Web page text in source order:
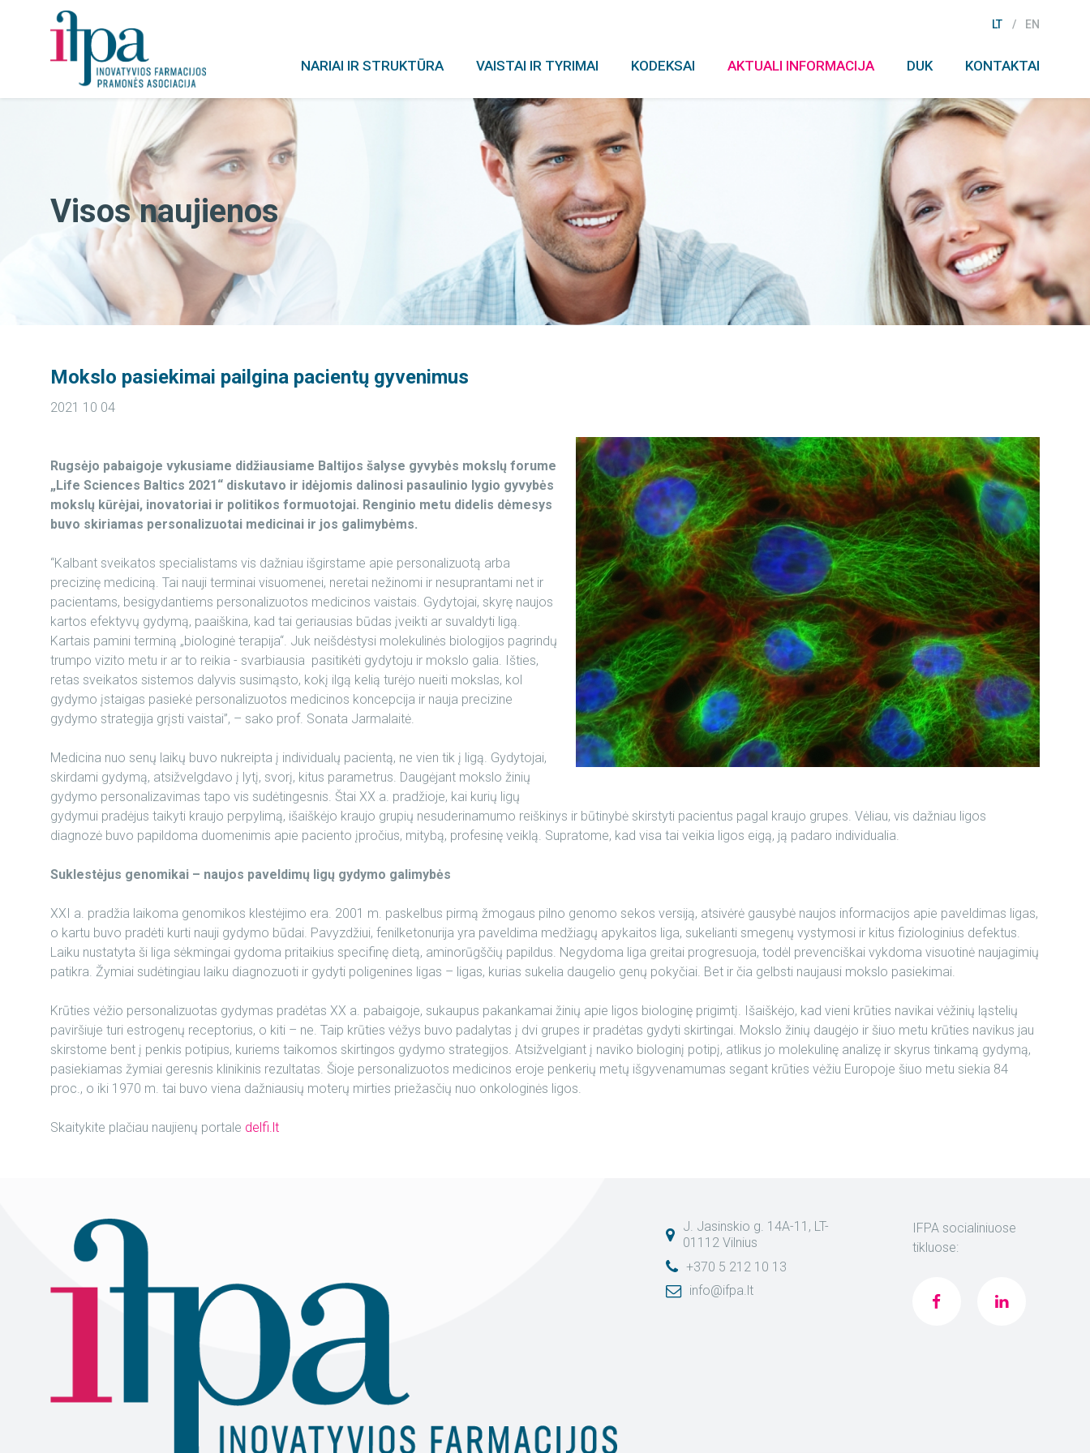
LT EN
NARIAI IR STRUKTŪRA VAISTAI IR TYRIMAI KODEKSAI AKTUALI INFORMACIJA DUK KONTAKTAI
Visos naujienos
Mokslo pasiekimai pailgina pacientų gyvenimus
2021 10 04
Rugsėjo pabaigoje vykusiame didžiausiame Baltijos šalyse gyvybės mokslų forume
„Life Sciences Baltics 2021“ diskutavo ir idėjomis dalinosi pasaulinio lygio gyvybės
mokslų kūrėjai, inovatoriai ir politikos formuotojai. Renginio metu didelis dėmesys
buvo skiriamas personalizuotai medicinai ir jos galimybėms.
“Kalbant sveikatos specialistams vis dažniau išgirstame apie personalizuotą arba
precizinę mediciną. Tai nauji terminai visuomenei, neretai nežinomi ir nesuprantami net ir
pacientams, besigydantiems personalizuotos medicinos vaistais. Gydytojai, skyrę naujos
kartos efektyvų gydymą, paaiškina, kad tai geriausias būdas įveikti ar suvaldyti ligą.
Kartais pamini terminą „biologinė terapija“. Juk neišdėstysi molekulinės biologijos pagrindų
trumpo vizito metu ir ar to reikia - svarbiausia pasitikėti gydytoju ir mokslo galia. Išties,
retas sveikatos sistemos dalyvis susimąsto, kokį ilgą kelią turėjo nueiti mokslas, kol
gydymo įstaigas pasiekė personalizuotos medicinos koncepcija ir nauja precizine
gydymo strategija grįsti vaistai”, – sako prof. Sonata Jarmalaitė.
Medicina nuo senų laikų buvo nukreipta į individualų pacientą, ne vien tik į ligą. Gydytojai,
skirdami gydymą, atsižvelgdavo į lytį, svorį, kitus parametrus. Daugėjant mokslo žinių
gydymo personalizavimas tapo vis sudėtingesnis. Štai XX a. pradžioje, kai kurių ligų
gydymui pradėjus taikyti kraujo perpylimą, išaiškėjo kraujo grupių nesuderinamumo reiškinys ir būtinybė skirstyti pacientus pagal kraujo grupes. Vėliau, vis dažniau ligos
diagnozė buvo papildoma duomenimis apie paciento įpročius, mitybą, profesinę veiklą. Supratome, kad visa tai veikia ligos eigą, ją padaro individualia.
Suklestėjus genomikai – naujos paveldimų ligų gydymo galimybės
XXI a. pradžia laikoma genomikos klestėjimo era. 2001 m. paskelbus pirmą žmogaus pilno genomo sekos versiją, atsivėrė gausybė naujos informacijos apie paveldimas ligas,
o kartu buvo pradėti kurti nauji gydymo būdai. Pavyzdžiui, fenilketonurija yra paveldima medžiagų apykaitos liga, sukelianti smegenų vystymosi ir kitus fiziologinius defektus.
Laiku nustatyta ši liga sėkmingai gydoma pritaikius specifinę dietą, aminorūgščių papildus. Negydoma liga greitai progresuoja, todėl prevenciškai vykdoma visuotinė naujagimių
patikra. Žymiai sudėtingiau laiku diagnozuoti ir gydyti poligenines ligas – ligas, kurias sukelia daugelio genų pokyčiai. Bet ir čia gelbsti naujausi mokslo pasiekimai.
Krūties vėžio personalizuotas gydymas pradėtas XX a. pabaigoje, sukaupus pakankamai žinių apie ligos biologinę prigimtį. Išaiškėjo, kad vieni krūties navikai vėžinių ląstelių
paviršiuje turi estrogenų receptorius, o kiti – ne. Taip krūties vėžys buvo padalytas į dvi grupes ir pradėtas gydyti skirtingai. Mokslo žinių daugėjo ir šiuo metu krūties navikus jau
skirstome bent į penkis potipius, kuriems taikomos skirtingos gydymo strategijos. Atsižvelgiant į naviko biologinį potipį, atlikus jo molekulinę analizę ir skyrus tinkamą gydymą,
pasiekiamas žymiai geresnis klinikinis rezultatas. Šioje personalizuotos medicinos eroje penkerių metų išgyvenamumas segant krūties vėžiu Europoje šiuo metu siekia 84
proc., o iki 1970 m. tai buvo viena dažniausių moterų mirties priežasčių nuo onkologinės ligos.
Skaitykite plačiau naujienų portale delfi.lt
J. Jasinskio g. 14A-11, LT-
01112 Vilnius
+370 5 212 10 13
info@ifpa.lt
IFPA socialiniuose
tikluose: